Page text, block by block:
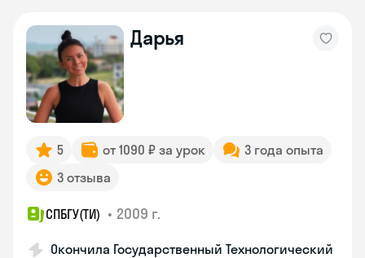
Дарья
5 от 1090 ₽ за урок
3 года опыта
3 отзыва
СПБГУ(ТИ) • 2009 г.
Окончила Государственный Технологический